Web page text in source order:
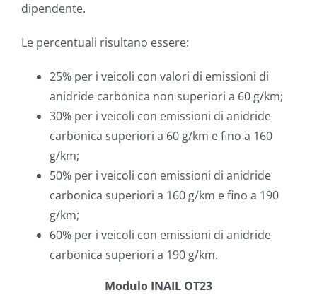
dipendente.
Le percentuali risultano essere:
25% per i veicoli con valori di emissioni di
anidride carbonica non superiori a 60 g/km;
30% per i veicoli con emissioni di anidride
carbonica superiori a 60 g/km e fino a 160
g/km;
50% per i veicoli con emissioni di anidride
carbonica superiori a 160 g/km e fino a 190
g/km;
60% per i veicoli con emissioni di anidride
carbonica superiori a 190 g/km.
Modulo INAIL OT23